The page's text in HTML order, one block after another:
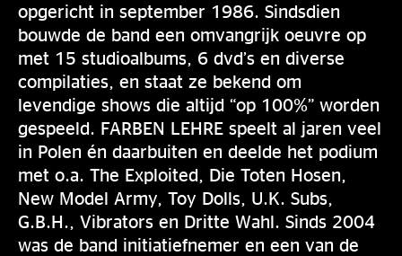
opgericht in september 1986. Sindsdien
bouwde de band een omvangrijk oeuvre op
met 15 studioalbums, 6 dvd’s en diverse
compilaties, en staat ze bekend om
levendige shows die altijd “op 100%” worden
gespeeld. FARBEN LEHRE speelt al jaren veel
in Polen én daarbuiten en deelde het podium
met o.a. The Exploited, Die Toten Hosen,
New Model Army, Toy Dolls, U.K. Subs,
G.B.H., Vibrators en Dritte Wahl. Sinds 2004
was de band initiatiefnemer en een van de